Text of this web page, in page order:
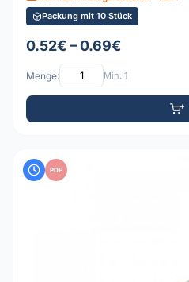
Packung mit 10 Stück
0.52€ – 0.69€
Menge: Min: 1
PDF